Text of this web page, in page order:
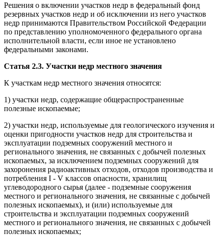
Решения о включении участков недр в федеральный фонд
резервных участков недр и об исключении из него участков
недр принимаются Правительством Российской Федерации
по представлению уполномоченного федерального органа
исполнительной власти, если иное не установлено
федеральными законами.
Статья 2.3. Участки недр местного значения
К участкам недр местного значения относятся:
1) участки недр, содержащие общераспространенные
полезные ископаемые;
2) участки недр, используемые для геологического изучения и
оценки пригодности участков недр для строительства и
эксплуатации подземных сооружений местного и
регионального значения, не связанных с добычей полезных
ископаемых, за исключением подземных сооружений для
захоронения радиоактивных отходов, отходов производства и
потребления I - V классов опасности, хранилищ
углеводородного сырья (далее - подземные сооружения
местного и регионального значения, не связанные с добычей
полезных ископаемых), и (или) используемые для
строительства и эксплуатации подземных сооружений
местного и регионального значения, не связанных с добычей
полезных ископаемых;